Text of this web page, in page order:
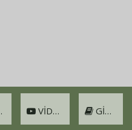
VIDEO GIRIŞ